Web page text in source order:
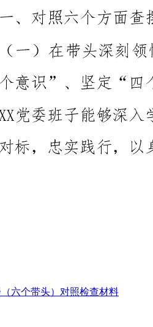
六个带头）对照检查材料